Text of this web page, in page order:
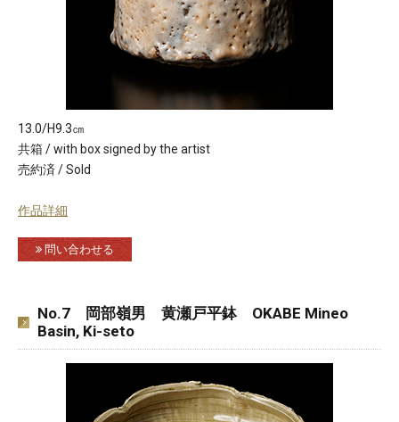
13.0/H9.3㎝
共箱 / with box signed by the artist
売約済 / Sold
作品詳細
問い合わせる
No.7 岡部嶺男 黄瀬戸平鉢 OKABE Mineo
Basin, Ki-seto